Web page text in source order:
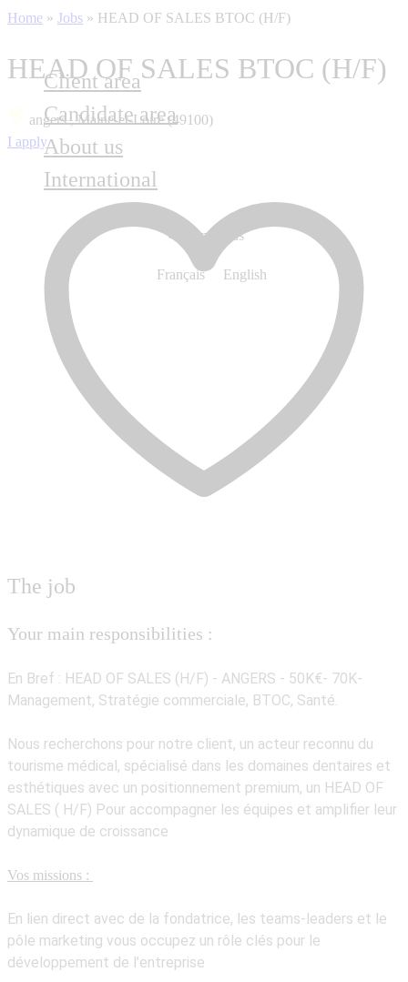
Client area
Candidate area
About us
International
Contact us
Français English
Home » Jobs » HEAD OF SALES BTOC (H/F)
HEAD OF SALES BTOC (H/F)
angers , Maine-et-Loire (49100)
I apply
The job
Your main responsibilities :
En Bref : HEAD OF SALES (H/F) - ANGERS - 50K€- 70K-
Management, Stratégie commerciale, BTOC, Santé.
Nous recherchons pour notre client, un acteur reconnu du
tourisme médical , spécialisé dans les domaines dentaires et
esthétiques avec un positionnement premium, un HEAD OF
SALES ( H/F) Pour accompagner les équipes et amplifier leur
dynamique de croissance
Vos missions :
En lien direct avec de la fondatrice, les teams-leaders et le
pôle marketing vous occupez un rôle clés pour le
développement de l’entreprise